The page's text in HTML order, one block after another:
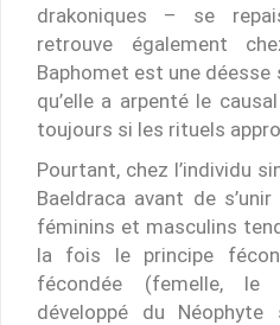
drakoniques – se
retrouve également
Baphomet est une
qu’elle a arpenté le
toujours si les rituels
Pourtant, chez l’individu
Baeldraca avant de
féminins et masculins
la fois le principe
fécondée (femelle, le
développé du Néophyte